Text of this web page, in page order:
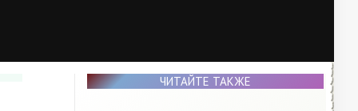
ЧИТАЙТЕ ТАКЖЕ